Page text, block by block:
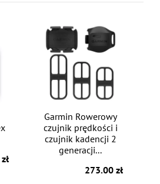
Garmin Rowerowy
czujnik prędkości i
czujnik kadencji 2
generacji...
273.00 zł